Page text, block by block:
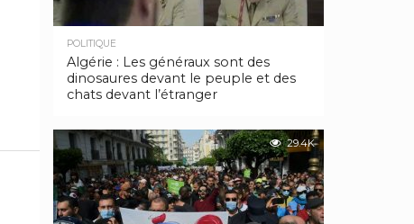
POLITIQUE
Algérie : Les généraux sont des
dinosaures devant le peuple et des
chats devant l’étranger
29.4K